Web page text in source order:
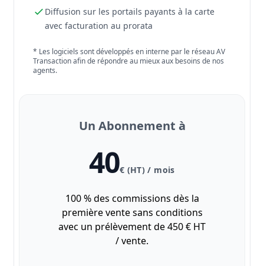
Diffusion sur les portails payants à la carte
avec facturation au prorata
* Les logiciels sont développés en interne par le réseau AV
Transaction afin de répondre au mieux aux besoins de nos
agents.
Un Abonnement à
40€ (HT) / mois
100 % des commissions dès la
première vente sans conditions
avec un prélèvement de 450 € HT
/ vente.